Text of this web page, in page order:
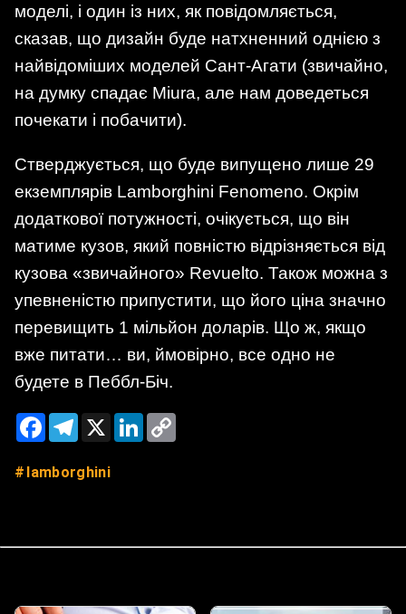
моделі, і один із них, як повідомляється,
сказав, що дизайн буде натхненний однією з
найвідоміших моделей Сант-Агати (звичайно,
на думку спадає Miura, але нам доведеться
почекати і побачити).
Стверджується, що буде випущено лише 29
екземплярів Lamborghini Fenomeno. Окрім
додаткової потужності, очікується, що він
матиме кузов, який повністю відрізняється від
кузова «звичайного» Revuelto. Також можна з
упевненістю припустити, що його ціна значно
перевищить 1 мільйон доларів. Що ж, якщо
вже питати… ви, ймовірно, все одно не
будете в Пеббл-Біч.
FacebookTelegram
X LinkedIn
lamborghini